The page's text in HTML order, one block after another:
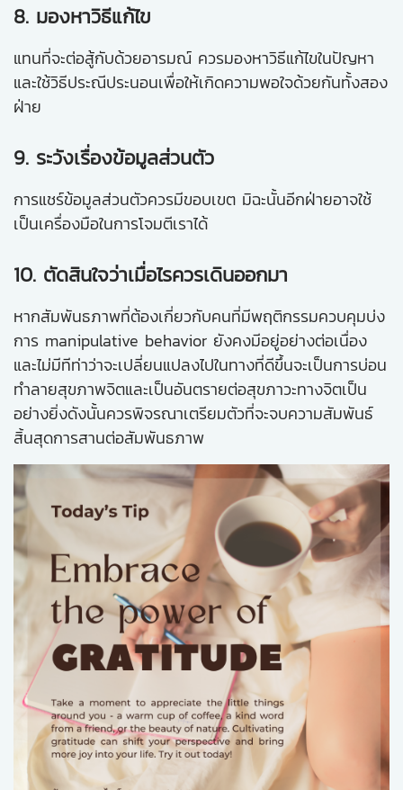
8. มองหาวิธีแก้ไข
แทนที่จะต่อสู้กับด้วยอารมณ์ ควรมองหาวิธีแก้ไขในปัญหา
และใช้วิธีประณีประนอนเพื่อให้เกิดความพอใจด้วยกันทั้งสอง
ฝ่าย
9. ระวังเรื่องข้อมูลส่วนตัว
การแชร์ข้อมูลส่วนตัวควรมีขอบเขต มิฉะนั้นอีกฝ่ายอาจใช้
เป็นเครื่องมือในการโจมตีเราได้
10. ตัดสินใจว่าเมื่อไรควรเดินออกมา
หากสัมพันธภาพที่ต้องเกี่ยวกับคนที่มีพฤติกรรมควบคุมบ่ง
การ manipulative behavior ยังคงมีอยู่อย่างต่อเนื่อง
และไม่มีทีท่าว่าจะเปลี่ยนแปลงไปในทางที่ดีขึ้นจะเป็นการบ่อน
ทำลายสุขภาพจิตและเป็นอันตรายต่อสุขภาวะทางจิตเป็น
อย่างยิ่งดังนั้นควรพิจรณาเตรียมตัวที่จะจบความสัมพันธ์
สิ้นสุดการสานต่อสัมพันธภาพ